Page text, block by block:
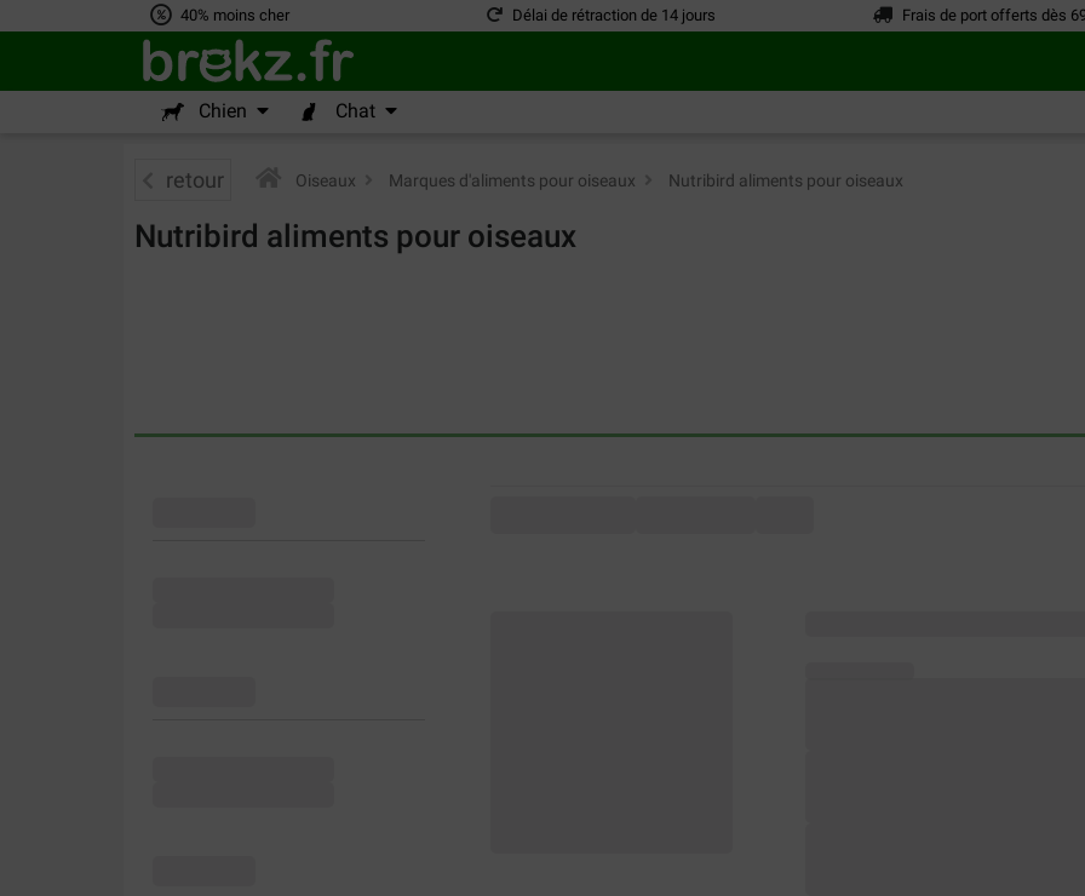
40% moins cher Délai de rétraction de 14 jours Frais de port offerts dès
Chien Chat
retour Oiseaux Marques d'aliments pour oiseaux Nutribird aliments pour oiseaux
Nutribird aliments pour oiseaux